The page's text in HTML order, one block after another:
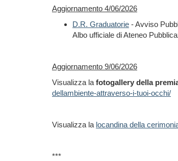
Aggiornamento 4/06/2026
D.R. Graduatorie - Avviso
Albo ufficiale di Ateneo
Aggiornamento 9/06/2026
Visualizza la fotogallery della
dellambiente-attraverso-i-tuoi-occhi/
Visualizza la locandina della
***